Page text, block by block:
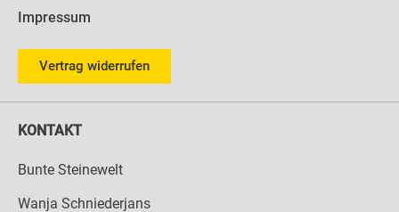
Impressum
Vertrag widerrufen
KONTAKT
Bunte Steinewelt
Wanja Schniederjans